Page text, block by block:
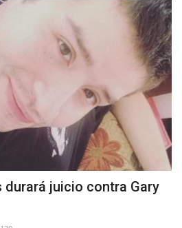
durará juicio contra Gary